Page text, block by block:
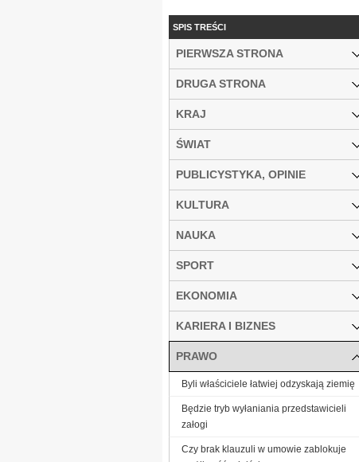
SPIS TREŚCI
PIERWSZA STRONA
DRUGA STRONA
KRAJ
ŚWIAT
PUBLICYSTYKA, OPINIE
KULTURA
NAUKA
SPORT
EKONOMIA
KARIERA I BIZNES
PRAWO
Byli właściciele łatwiej odzyskają ziemię
Będzie tryb wyłaniania przedstawicieli
załogi
Czy brak klauzuli w umowie zablokuje